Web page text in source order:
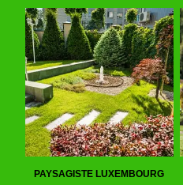
PAYSAGISTE LUXEMBOURG